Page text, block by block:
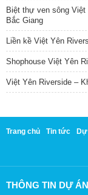
Biệt thự ven sông
Bắc Giang
Liền kề Việt Yên
Shophouse Việt Yên
Việt Yên Riverside –
Trang chủ Tin tức
THÔNG TIN DỰ